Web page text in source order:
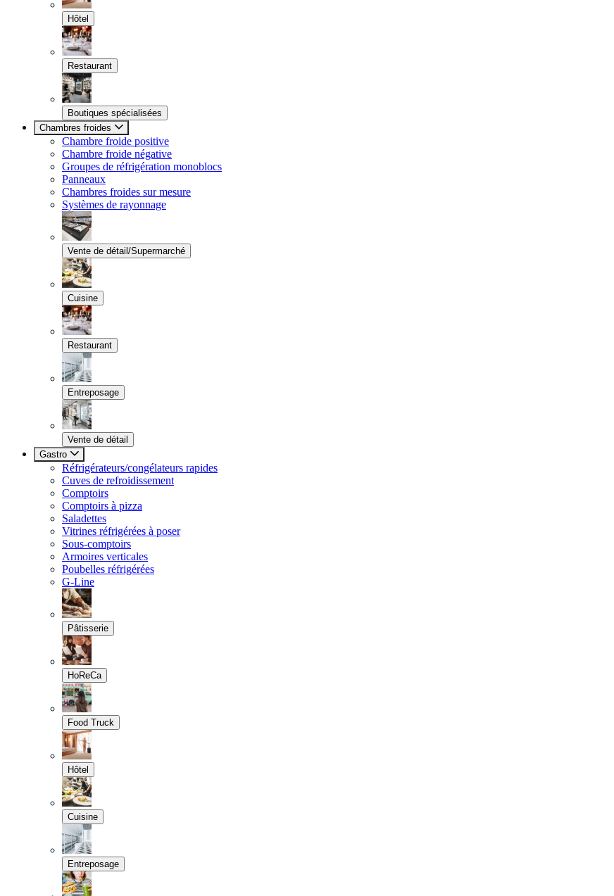
Hôtel
Restaurant
Boutiques spécialisées
Chambres froides
Chambre froide positive
Chambre froide négative
Groupes de réfrigération monoblocs
Panneaux
Chambres froides sur mesure
Systèmes de rayonnage
Vente de détail/Supermarché
Cuisine
Restaurant
Entreposage
Vente de détail
Gastro
Réfrigérateurs/congélateurs rapides
Cuves de refroidissement
Comptoirs
Comptoirs à pizza
Saladettes
Vitrines réfrigérées à poser
Sous-comptoirs
Armoires verticales
Poubelles réfrigérées
G-Line
Pâtisserie
HoReCa
Food Truck
Hôtel
Cuisine
Entreposage